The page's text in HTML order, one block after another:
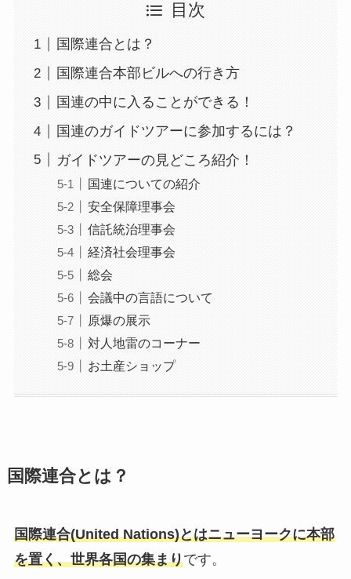
目次
国際連合とは？
国際連合本部ビルへの行き方
国連の中に入ることができる！
国連のガイドツアーに参加するには？
ガイドツアーの見どころ紹介！
国連についての紹介
安全保障理事会
信託統治理事会
経済社会理事会
総会
会議中の言語について
原爆の展示
対人地雷のコーナー
お土産ショップ
国際連合とは？
国際連合(United Nations)とはニューヨークに本部
を置く、世界各国の集まりです。